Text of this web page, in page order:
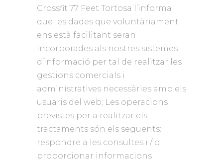
Crossfit 77 Feet Tortosa l’informa
que les dades que voluntàriament
ens està facilitant seran
incorporades als nostres sistemes
d’informació per tal de realitzar les
gestions comercials i
administratives necessàries amb els
usuaris del web; Les operacions
previstes per a realitzar els
tractaments són els següents:
respondre a les consultes i / o
proporcionar informacions